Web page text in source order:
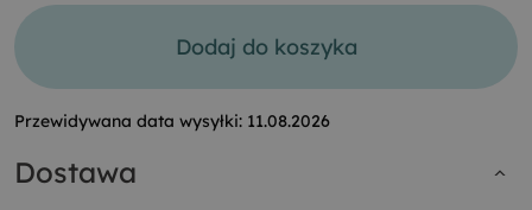
Dodaj do koszyka
Przewidywana data wysyłki: 11.08.2026
Dostawa